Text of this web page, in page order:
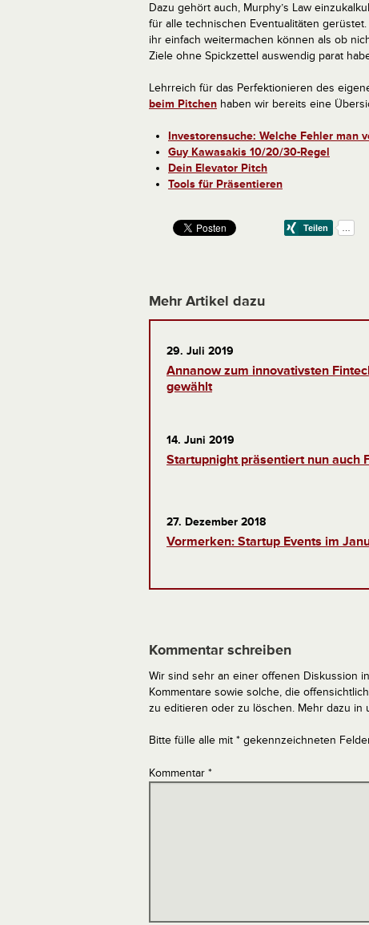
Dazu gehört auch, Murphy’s Law
für alle technischen Eventualitäten
ihr einfach weitermachen können als ob
Ziele ohne Spickzettel auswendig parat
Lehrreich für das Perfektionieren des
beim Pitchen haben wir bereits eine
Investorensuche: Welche Fehler man
Guy Kawasakis 10/20/30-Regel
Dein Elevator Pitch
Tools für Präsentieren
Mehr Artikel dazu
29. Juli 2019
Annanow zum innovativsten
gewählt
14. Juni 2019
Startupnight präsentiert nun auch
27. Dezember 2018
Vormerken: Startup Events im
Kommentar schreiben
Wir sind sehr an einer offenen Diskussion
Kommentare sowie solche, die
zu editieren oder zu löschen. Mehr dazu in
Bitte fülle alle mit * gekennzeichneten
Kommentar *